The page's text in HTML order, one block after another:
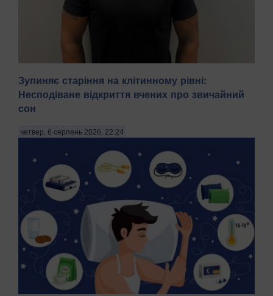
років за підозрою у груповому зґвалтуванні 21-річної
поліції в четвер, 6 серпня, зазначають Патріоти України.
"На Бориспільщині троє чоловіків, з...
Зупиняє старіння на клітинному рівні:
Несподіване відкриття вчених про звичайний
сон
четвер, 6 серпень 2026, 22:24